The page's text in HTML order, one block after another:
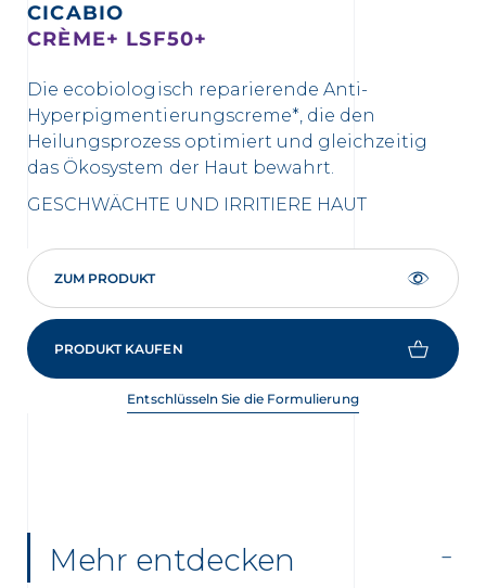
CICABIO
CRÈME+ LSF50+
Die ecobiologisch reparierende Anti-
Hyperpigmentierungscreme*, die den
Heilungsprozess optimiert und gleichzeitig
das Ökosystem der Haut bewahrt.
GESCHWÄCHTE UND IRRITIERE HAUT
ZUM PRODUKT
PRODUKT KAUFEN
Entschlüsseln Sie die Formulierung
Mehr entdecken